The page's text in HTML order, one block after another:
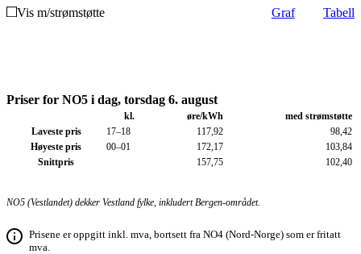
Vis m/strømstøtte Vis som
Graf Tabell
Priser for NO5 i dag, torsdag 6. august
kl. øre/kWh
med strøm­støtte
Laveste pris
17–18 117,92
98,42
Høyeste pris
00–01 172,17
103,84
Snittpris
157,75 102,40
NO5 (Vestlandet) dekker Vestland fylke, inkludert Bergen-området.
Prisene er oppgitt inkl. mva, bortsett fra NO4 (Nord-Norge) som er fritatt
mva.